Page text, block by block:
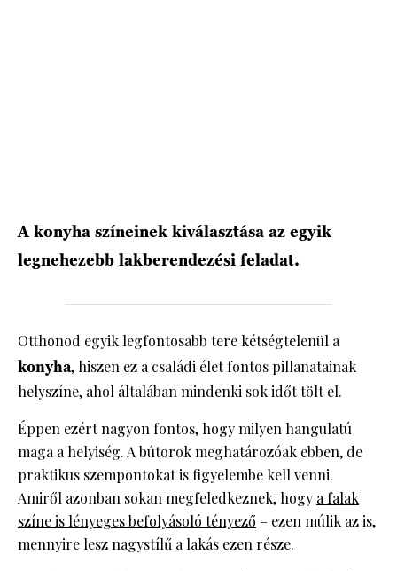
A konyha színeinek kiválasztása az egyik
legnehezebb lakberendezési feladat.
Otthonod egyik legfontosabb tere kétségtelenül a
konyha, hiszen ez a családi élet fontos pillanatainak
helyszíne, ahol általában mindenki sok időt tölt el.
Éppen ezért nagyon fontos, hogy milyen hangulatú
maga a helyiség. A bútorok meghatározóak ebben, de
praktikus szempontokat is figyelembe kell venni.
Amiről azonban sokan megfeledkeznek, hogy a falak
színe is lényeges befolyásoló tényező – ezen múlik az is,
mennyire lesz nagystílű a lakás ezen része.